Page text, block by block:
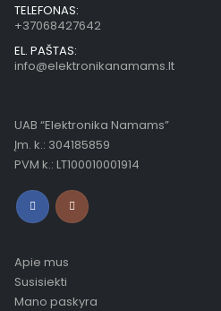
TELEFONAS:
+37068427642
EL. PAŠTAS:
info@elektronikanamams.lt
UAB “Elektronika Namams”
Įm. k.: 304185859
PVM k.: LT100010001914
Apie mus
Susisiekti
Mano paskyra